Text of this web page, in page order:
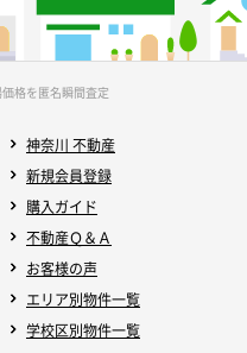
格を匿名瞬間査定
神奈川 不動産
新規会員登録
購入ガイド
不動産Ｑ＆Ａ
お客様の声
エリア別物件一覧
学校区別物件一覧